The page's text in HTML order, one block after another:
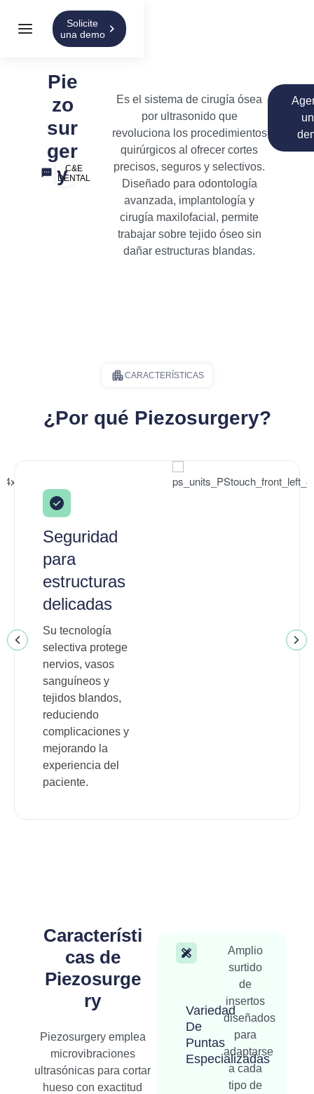
Solicite
una demo
C&E
DENTAL
Pie
zo
sur
ger
y
Es el sistema de cirugía ósea
por ultrasonido que
revoluciona los procedimientos
quirúrgicos al ofrecer cortes
precisos, seguros y selectivos.
Diseñado para odontología
avanzada, implantología y
cirugía maxilofacial, permite
trabajar sobre tejido óseo sin
dañar estructuras blandas.
CARACTERÍSTICAS
¿Por qué Piezosurgery?
Seguridad
para
estructuras
delicadas
Su tecnología
selectiva protege
nervios, vasos
sanguíneos y
tejidos blandos,
reduciendo
complicaciones y
mejorando la
experiencia del
paciente.
Característi
cas de
Piezosurge
ry
Piezosurgery emplea
microvibraciones
ultrasónicas para cortar
hueso con exactitud
Variedad
De
Puntas
Especializadas
Amplio
surtido
de
insertos
diseñados
para
adaptarse
a cada
tipo de